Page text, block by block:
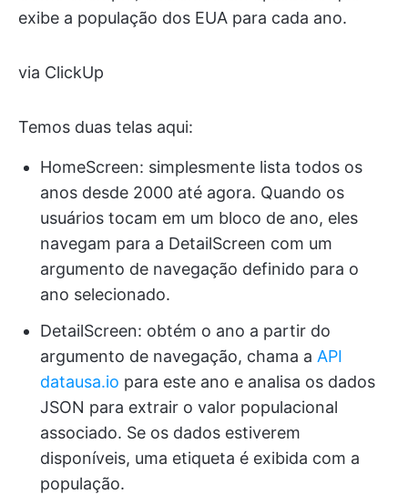
exibe a população dos EUA para cada ano.
via ClickUp
Temos duas telas aqui:
HomeScreen: simplesmente lista todos os
anos desde 2000 até agora. Quando os
usuários tocam em um bloco de ano, eles
navegam para a DetailScreen com um
argumento de navegação definido para o
ano selecionado.
DetailScreen: obtém o ano a partir do
argumento de navegação, chama a API
datausa.io para este ano e analisa os dados
JSON para extrair o valor populacional
associado. Se os dados estiverem
disponíveis, uma etiqueta é exibida com a
população.